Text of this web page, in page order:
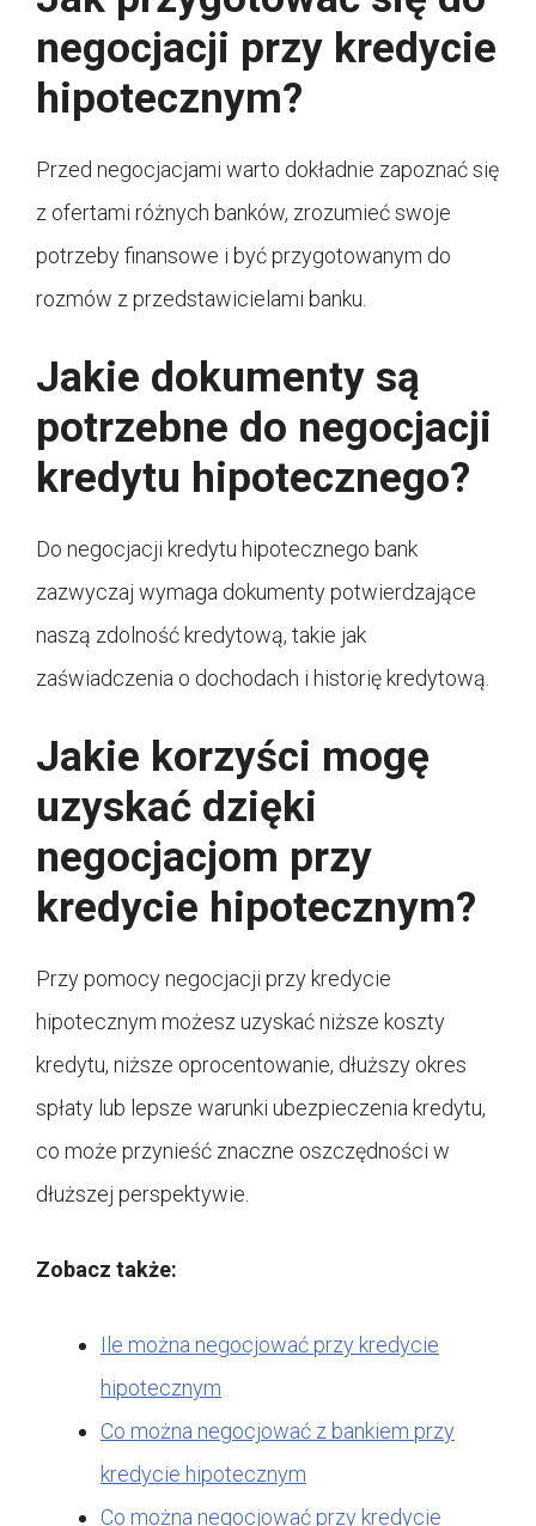
negocjacji przy kredycie
hipotecznym?
Przed negocjacjami warto dokładnie zapoznać się
z ofertami różnych banków, zrozumieć swoje
potrzeby finansowe i być przygotowanym do
rozmów z przedstawicielami banku.
Jakie dokumenty są
potrzebne do negocjacji
kredytu hipotecznego?
Do negocjacji kredytu hipotecznego bank
zazwyczaj wymaga dokumenty potwierdzające
naszą zdolność kredytową, takie jak
zaświadczenia o dochodach i historię kredytową.
Jakie korzyści mogę
uzyskać dzięki
negocjacjom przy
kredycie hipotecznym?
Przy pomocy negocjacji przy kredycie
hipotecznym możesz uzyskać niższe koszty
kredytu, niższe oprocentowanie, dłuższy okres
spłaty lub lepsze warunki ubezpieczenia kredytu,
co może przynieść znaczne oszczędności w
dłuższej perspektywie.
Zobacz także:
Ile można negocjować przy kredycie
hipotecznym
Co można negocjować z bankiem przy
kredycie hipotecznym
Co można negocjować przy kredycie